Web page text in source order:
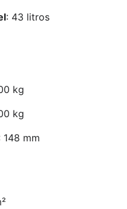
: 43 litros
kg
kg
148 mm